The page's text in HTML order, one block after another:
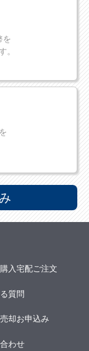
を
。
入宅配ご注文
質問
却お申込み
わせ